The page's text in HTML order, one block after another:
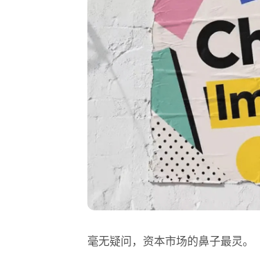
毫无疑问，资本市场的鼻子最灵。